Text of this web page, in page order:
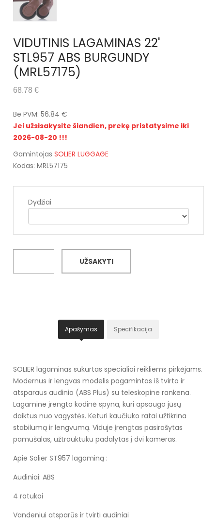
VIDUTINIS LAGAMINAS 22'
STL957 ABS BURGUNDY
(MRL57175)
68.78 €
Be PVM: 56.84 €
Jei užsisakysite šiandien, prekę pristatysime iki
2026-08-20 !!!
Gamintojas SOLIER LUGGAGE
Kodas: MRL57175
Dydžiai
UŽSAKYTI
Apašymas Specifikacija
SOLIER lagaminas sukurtas specialiai reikliems pirkėjams.
Modernus ir lengvas modelis pagamintas iš tvirto ir
atsparaus audinio (ABS Plus) su teleskopine rankena.
Lagamine įrengta kodinė spyna, kuri apsaugo jūsų
daiktus nuo vagystės. Keturi kaučiuko ratai užtikrina
stabilumą ir lengvumą. Viduje įrengtas pasirašytas
pamušalas, užtrauktuku padalytas į dvi kameras.
Apie Solier ST957 lagaminą :
Audiniai: ABS
4 ratukai
Vandeniui atsparūs ir tvirti audiniai